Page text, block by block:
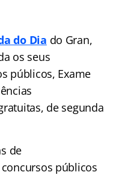
do Dia do Gran,
os seus
públicos, Exame
de segunda
de
públicos